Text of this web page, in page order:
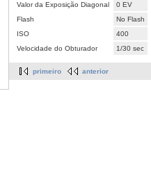
Valor da Exposição Diagonal
0 EV
Flash
No Flash
ISO
400
Velocidade do Obturador
1/30 sec
primeiro anterior